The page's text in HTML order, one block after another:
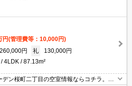
円(管理費等：10,000円)
260,000円 礼
130,000円
4LDK 87.13m²
ン桜町二丁目の空室情報ならコチラ。洗